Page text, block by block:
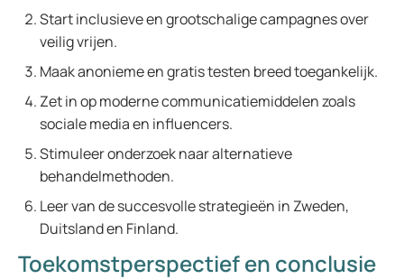
Start inclusieve en grootschalige campagnes over
veilig vrijen.
Maak anonieme en gratis testen breed toegankelijk.
Zet in op moderne communicatiemiddelen zoals
sociale media en influencers.
Stimuleer onderzoek naar alternatieve
behandelmethoden.
Leer van de succesvolle strategieën in Zweden,
Duitsland en Finland.
Toekomstperspectief en conclusie